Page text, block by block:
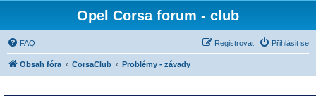
Opel Corsa forum - club
FAQ Přihlásit se
Registrovat
Obsah fóra CorsaClub Problémy - závady